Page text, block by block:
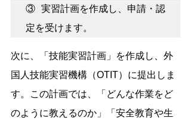
③ 実習計画を作成し、申請・認
定を受けます。
次に、「技能実習計画」を作成し、外
国人技能実習機構（OTIT）に提出しま
す。この計画では、「どんな作業をど
のように教えるのか」「安全教育や生